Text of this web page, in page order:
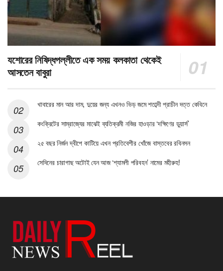
যশোরের নিষিদ্ধপল্লীতে এক সময় কলকাতা থেকেই
আসতেন বাবুরা
খাবারের মান আর দাম, দুয়ের জন্য এখনও ভিড় জমে শতাব্দী প্রাচীন দত্ত কেবিনে
কংক্রিটের সাম্রাজ্যের মাঝেই ব্যতিক্রমী নজির হাওড়ার ‘দক্ষিণের ডুয়ার্স’
২৫ বছর নির্জন দ্বীপে কাটিয়ে এখন প্রতিবেশীর খোঁজে বাস্তবের রবিনসন
সেদিনের চারাগাছ অটোই যেন আজ ‘শ্যামলী পরিবহন’ নামের মহীরুহ!